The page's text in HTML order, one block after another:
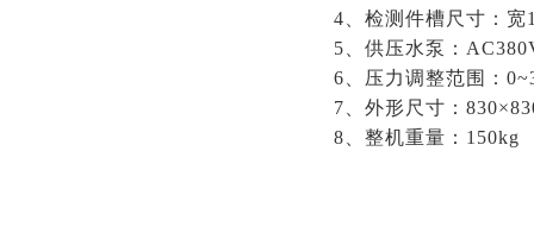
4、检测件槽尺寸：宽
5、供压水泵：
6、压力调整范围：
7、外形尺寸：
8、整机重量：150kg